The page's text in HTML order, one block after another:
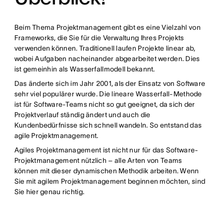
Beim Thema Projektmanagement gibt es eine Vielzahl von
Frameworks, die Sie für die Verwaltung Ihres Projekts
verwenden können. Traditionell laufen Projekte linear ab,
wobei Aufgaben nacheinander abgearbeitet werden. Dies
ist gemeinhin als Wasserfallmodell bekannt.
Das änderte sich im Jahr 2001, als der Einsatz von Software
sehr viel populärer wurde. Die lineare Wasserfall-Methode
ist für Software-Teams nicht so gut geeignet, da sich der
Projektverlauf ständig ändert und auch die
Kundenbedürfnisse sich schnell wandeln. So entstand das
agile Projektmanagement.
Agiles Projektmanagement ist nicht nur für das Software-
Projektmanagement nützlich – alle Arten von Teams
können mit dieser dynamischen Methodik arbeiten. Wenn
Sie mit agilem Projektmanagement beginnen möchten, sind
Sie hier genau richtig.